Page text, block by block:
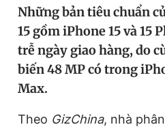
Tin thị trường
Video
Sản phẩm khác
Đăng xuất
Những bản tiêu chuẩn
15 gồm iPhone 15 và 15
trễ ngày giao hàng, do
biến 48 MP có trong
Max.
Theo GizChina, nhà